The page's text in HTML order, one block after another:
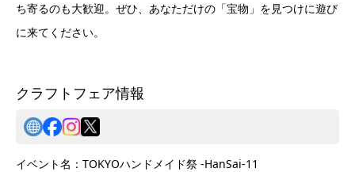
ち寄るのも大歓迎。ぜひ、あなただけの「宝物」を見つけに遊び
に来てください。
クラフトフェア情報
イベント名：TOKYOハンドメイド祭 -HanSai-11